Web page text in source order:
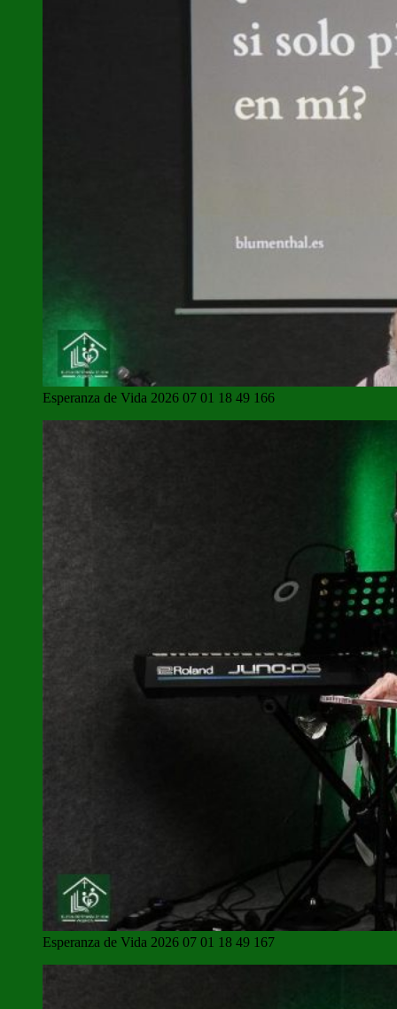
Esperanza de Vida 2026 07 01 18 49 166
Esperanza de Vida 2026 07 01 18 49 167